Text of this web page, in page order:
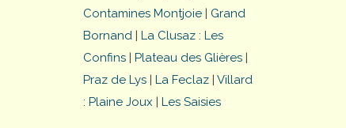
Contamines Montjoie | Grand
Bornand | La Clusaz : Les
Confins | Plateau des Glières |
Praz de Lys | La Feclaz | Villard
: Plaine Joux | Les Saisies